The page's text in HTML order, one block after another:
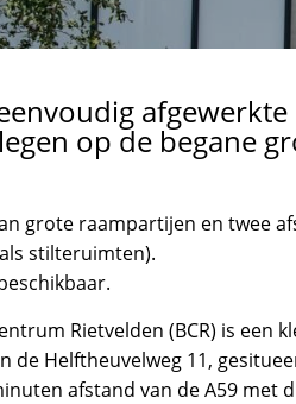
op de begane
grote raampartijen en twee
stilteruimten).
Rietvelden (BCR) is een
de Helftheuvelweg 11,
afstand van de A59 met